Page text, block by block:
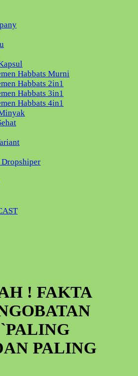
Habbats Murni
Habbats 2in1
Habbats 3in1
Habbats 4in1
! FAKTA
PALING